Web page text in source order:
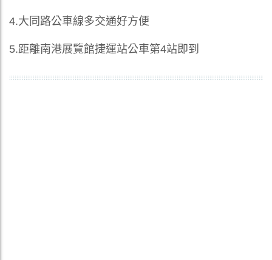
4.大同路公車線多交通好方便
5.距離南港展覽館捷運站公車第4站即到